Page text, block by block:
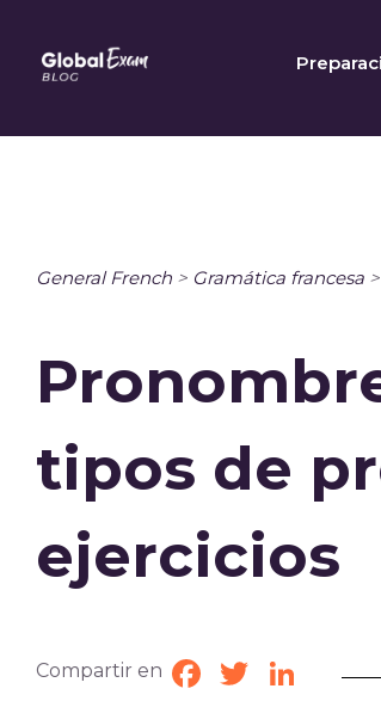
content
General French > Gramática francesa >
tipos de
ejercicios
Compartir en Facebook
Twitter